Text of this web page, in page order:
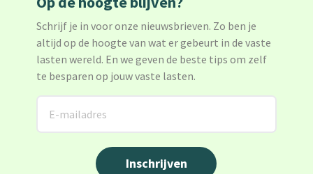
Schrijf je in voor onze nieuwsbrieven. Zo ben je
altijd op de hoogte van wat er gebeurt in de vaste
lasten wereld. En we geven de beste tips om zelf
te besparen op jouw vaste lasten.